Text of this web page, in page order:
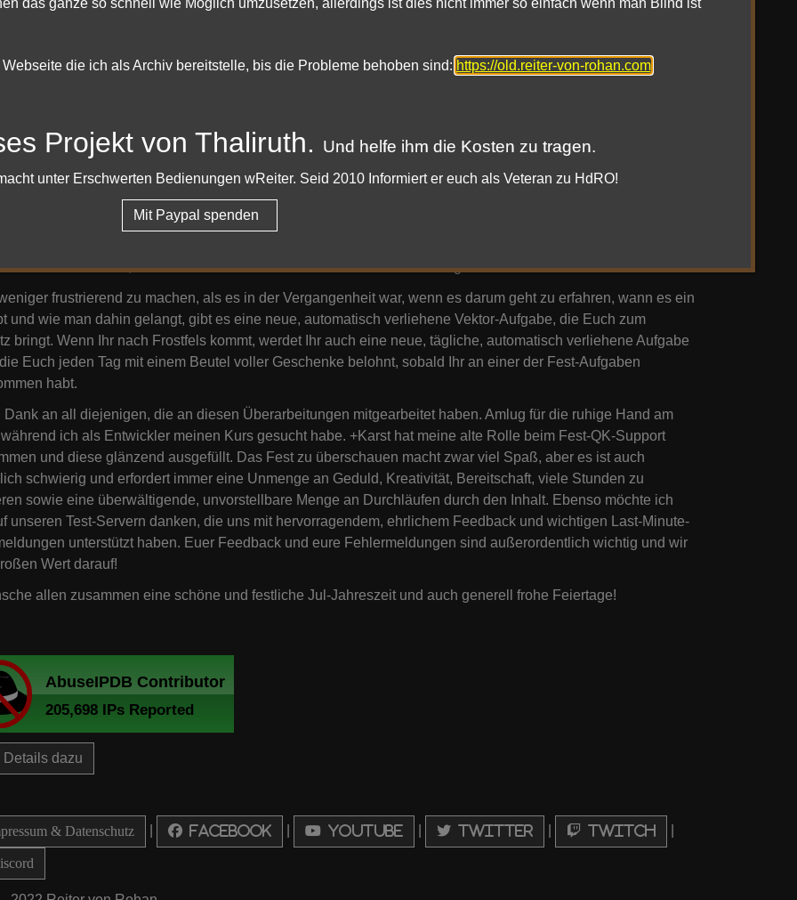
Eigenschaften erhalten, die das neue winterliche Julfest-Ross komplettieren. Das Vollbringen dieser
immer es Euch beliebt zu wiederholen. Damit kommen wir zu einer weiteren Änderung: Alle Fest-Aufgaben
täglich zu absolvieren. Jeden Tag erhaltet Ihr einen Versuch, Euch bei allen Frostfels-Aufgaben zu beweisen.
eine Aufgabe wiederholen wollt, könnt Ihr im Shop Eintrittskarten für die Festveranstaltung erwerben.
alle Aufgaben nun über Erfahrungspunkte. Wir sind uns bewusst, dass einige Leute ihre Zeit nicht mit
füllen wollen, die ihren Charakteren nicht einen gewissen Fortschritt versprechen, und wollten damit bewirken,
finden kann, auch wenn man sich nicht besonders für Belohnungen interessiert.
frustrierend zu machen, als es in der Vergangenheit war, wenn es darum geht zu erfahren, wann es ein
und wie man dahin gelangt, gibt es eine neue, automatisch verliehene Vektor-Aufgabe, die Euch zum
bringt. Wenn Ihr nach Frostfels kommt, werdet Ihr auch eine neue, tägliche, automatisch verliehene Aufgabe
Euch jeden Tag mit einem Beutel voller Geschenke belohnt, sobald Ihr an einer der Fest-Aufgaben
habt.
Dank an all diejenigen, die an diesen Überarbeitungen mitgearbeitet haben. Amlug für die ruhige Hand am
ich als Entwickler meinen Kurs gesucht habe. +Karst hat meine alte Rolle beim Fest-QK-Support
und diese glänzend ausgefüllt. Das Fest zu überschauen macht zwar viel Spaß, aber es ist auch
schwierig und erfordert immer eine Unmenge an Geduld, Kreativität, Bereitschaft, viele Stunden zu
sowie eine überwältigende, unvorstellbare Menge an Durchläufen durch den Inhalt. Ebenso möchte ich
unseren Test-Servern danken, die uns mit hervorragendem, ehrlichem Feedback und wichtigen Last-Minute-
unterstützt haben. Euer Feedback und eure Fehlermeldungen sind außerordentlich wichtig und wir
Wert darauf!
allen zusammen eine schöne und festliche Jul-Jahreszeit und auch generell frohe Feiertage!
Details dazu
& Datenschutz Facebook Youtube Twitter Twitch
die ich als Archiv bereitstelle, bis die Probleme behoben sind: https://old.reiter-von-rohan.com
Projekt von Thaliruth. Und helfe ihm die Kosten zu tragen.
unter Erschwerten Bedienungen wReiter. Seid 2010 Informiert er euch als Veteran zu HdRO!
Mit Paypal spenden